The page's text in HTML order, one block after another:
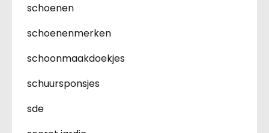
schoenen
schoenenmerken
schoonmaakdoekjes
schuursponsjes
sde